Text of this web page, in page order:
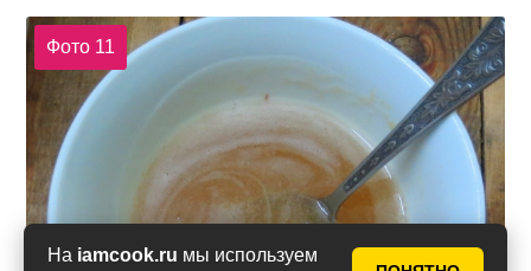
На iamcook.ru мы используем
Фото 11